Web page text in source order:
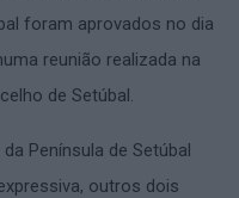
foram aprovados no dia
reunião realizada na
de Setúbal.
Península de Setúbal
outros dois